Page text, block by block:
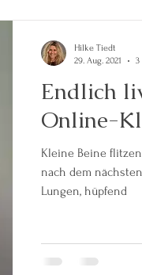
Endlich
Online-
Kleine Beine
nach dem
Lungen, hüpfend
Hilke Tiedt
29. Aug. 2021
3